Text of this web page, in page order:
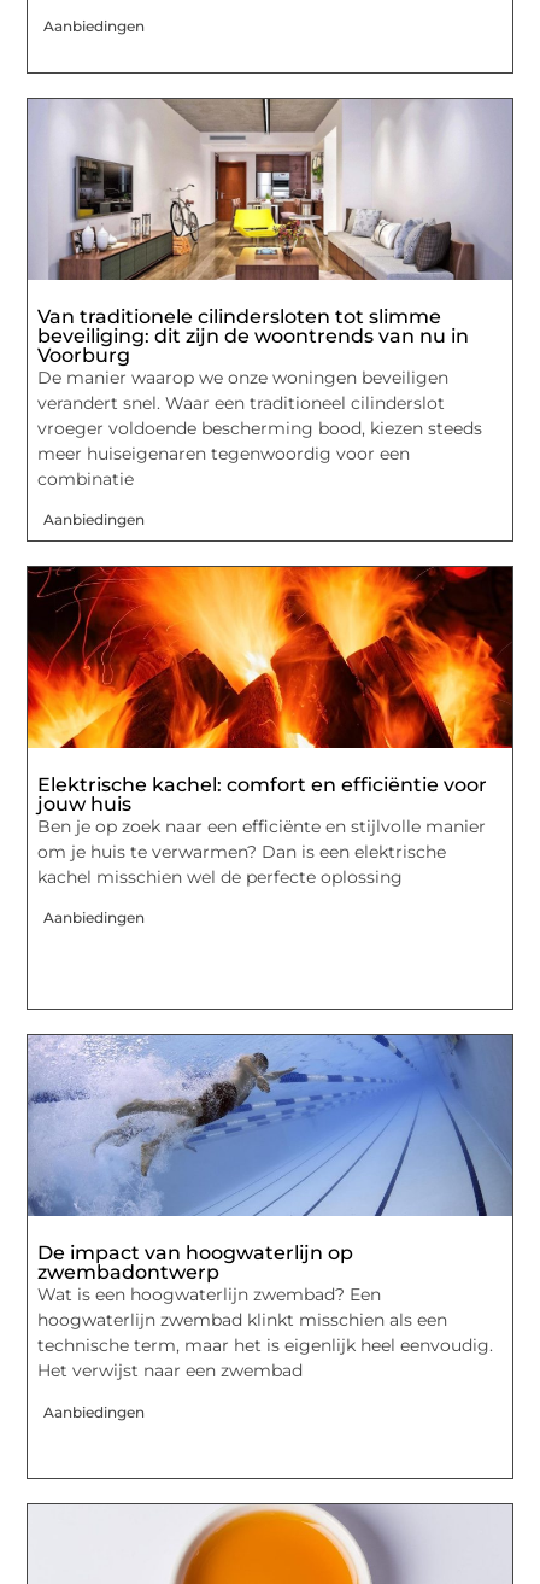
Aanbiedingen
Van traditionele cilindersloten tot slimme
beveiliging: dit zijn de woontrends van nu in
Voorburg
De manier waarop we onze woningen beveiligen
verandert snel. Waar een traditioneel cilinderslot
vroeger voldoende bescherming bood, kiezen steeds
meer huiseigenaren tegenwoordig voor een
combinatie
Aanbiedingen
Elektrische kachel: comfort en efficiëntie voor
jouw huis
Ben je op zoek naar een efficiënte en stijlvolle manier
om je huis te verwarmen? Dan is een elektrische
kachel misschien wel de perfecte oplossing
Aanbiedingen
De impact van hoogwaterlijn op
zwembadontwerp
Wat is een hoogwaterlijn zwembad? Een
hoogwaterlijn zwembad klinkt misschien als een
technische term, maar het is eigenlijk heel eenvoudig.
Het verwijst naar een zwembad
Aanbiedingen